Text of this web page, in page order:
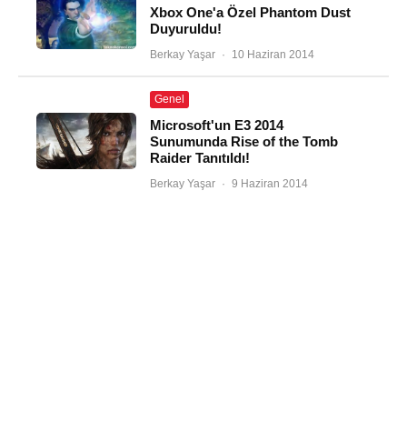
Xbox One'a Özel Phantom Dust
Duyuruldu!
Berkay Yaşar · 10 Haziran 2014
Genel
Microsoft'un E3 2014
Sunumunda Rise of the Tomb
Raider Tanıtıldı!
Berkay Yaşar · 9 Haziran 2014